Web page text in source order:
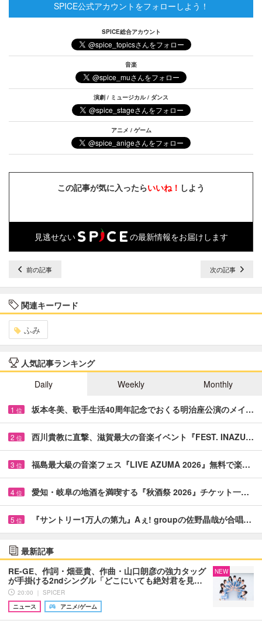
SPICE公式アカウントをフォローしよう！
SPICE総合アカウント
音楽
演劇 / ミュージカル / ダンス
アニメ / ゲーム
この記事が気に入ったらいいね！ しよう
見逃せない の最新情報をお届けします
前の記事 次の記事
関連キーワード
ふみ
人気記事ランキング
Daily
Weekly Monthly
1 位 坂本冬美、歌手生活40周年記念でおくる明治座公演のメイ…
2 位 西川貴教に直撃、滋賀最大の音楽イベント『FEST. INAZU…
3 位 福島最大級の音楽フェス『LIVE AZUMA 2026』無料で楽…
4 位 愛知・岐阜の地酒を満喫する『秋酒祭 2026』チケット一…
5 位 『サントリー1万人の第九』Aぇ! groupの佐野晶哉が合唱…
最新記事
RE-GE、作詞・畑亜貴、作曲・山口朗彦の強力タッグ
が手掛ける2ndシングル「どこにいても絶対君を見…
20:00 ｜ SPICER
ニュース
アニメ/ゲーム
NEW